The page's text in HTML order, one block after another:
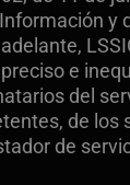
y
e
del
de los
de